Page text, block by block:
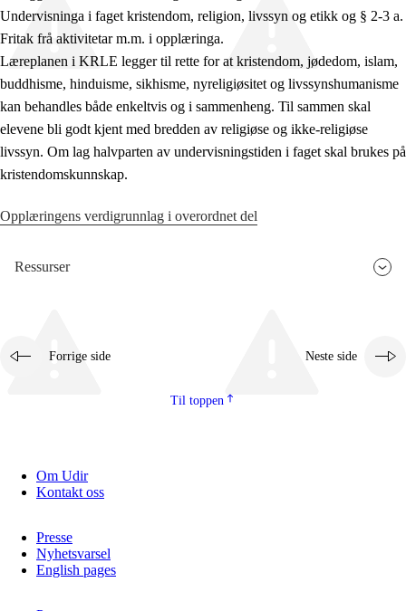
Undervisninga i faget kristendom, religion, livssyn og etikk og § 2-3 a.
Fritak frå aktivitetar m.m. i opplæringa.
Læreplanen i KRLE legger til rette for at kristendom, jødedom, islam,
buddhisme, hinduisme, sikhisme, nyreligiøsitet og livssynshumanisme
kan behandles både enkeltvis og i sammenheng. Til sammen skal
elevene bli godt kjent med bredden av religiøse og ikke-religiøse
livssyn. Om lag halvparten av undervisningstiden i faget skal brukes på
kristendomskunnskap.
Opplæringens verdigrunnlag i overordnet del
Ressurser
Forrige side Neste side
Til toppen
Om Udir
Kontakt oss
Presse
Nyhetsvarsel
English pages